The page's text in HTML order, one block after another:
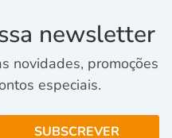
newsletter
novidades, promoções
especiais.